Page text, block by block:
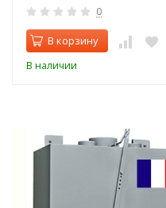
0
В корзину
В наличии